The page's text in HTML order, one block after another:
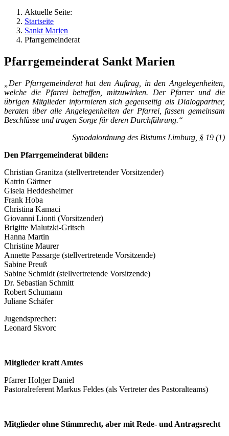
Aktuelle Seite:
Startseite
Sankt Marien
Pfarrgemeinderat
Pfarrgemeinderat Sankt Marien
„Der Pfarrgemeinderat hat den Auftrag, in den Angelegenheiten,
welche die Pfarrei betreffen, mitzuwirken. Der Pfarrer und die
übrigen Mitglieder informieren sich gegenseitig als Dialogpartner,
beraten über alle Angelegenheiten der Pfarrei, fassen gemeinsam
Beschlüsse und tragen Sorge für deren Durchführung.“
Synodalordnung des Bistums Limburg, § 19 (1)
Den Pfarrgemeinderat bilden:
Christian Granitza (stellvertretender Vorsitzender)
Katrin Gärtner
Gisela Heddesheimer
Frank Hoba
Christina Kamaci
Giovanni Lionti (Vorsitzender)
Brigitte Malutzki-Gritsch
Hanna Martin
Christine Maurer
Annette Passarge (stellvertretende Vorsitzende)
Sabine Preuß
Sabine Schmidt (stellvertretende Vorsitzende)
Dr. Sebastian Schmitt
Robert Schumann
Juliane Schäfer
Jugendsprecher:
Leonard Skvorc
Mitglieder kraft Amtes
Pfarrer Holger Daniel
Pastoralreferent Markus Feldes (als Vertreter des Pastoralteams)
Mitglieder ohne Stimmrecht, aber mit Rede- und Antragsrecht